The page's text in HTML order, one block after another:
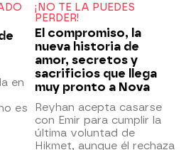
en
es
¡NO TE LA PUEDES
PERDER!
El compromiso, la
nueva historia de
amor, secretos y
sacrificios que llega
muy pronto a Nova
Reyhan acepta casarse
con Emir para cumplir la
última voluntad de
Hikmet, aunque él rechaza